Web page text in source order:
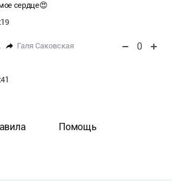
сердце😍
Галя Саковская 0
Помощь